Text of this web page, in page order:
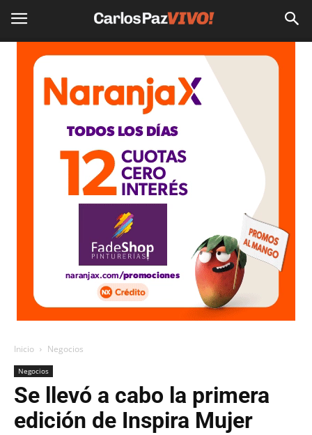
Inicio Negocios
Negocios
Se llevó a cabo la primera
edición de Inspira Mujer